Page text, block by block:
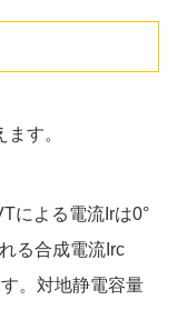
す。
による電流Irは0°
る合成電流Irc
。対地静電容量